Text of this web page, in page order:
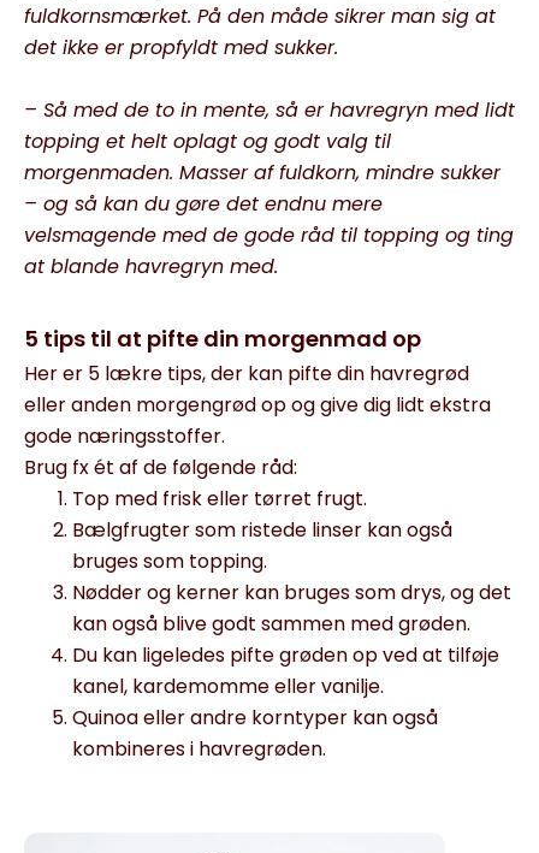
fuldkornsmærket. På den måde sikrer man sig at
det ikke er propfyldt med sukker.
– Så med de to in mente, så er havregryn med lidt
topping et helt oplagt og godt valg til
morgenmaden. Masser af fuldkorn, mindre sukker
– og så kan du gøre det endnu mere
velsmagende med de gode råd til topping og ting
at blande havregryn med.
5 tips til at pifte din morgenmad op
Her er 5 lækre tips, der kan pifte din havregrød
eller anden morgengrød op og give dig lidt ekstra
gode næringsstoffer.
Brug fx ét af de følgende råd:
Top med frisk eller tørret frugt.
Bælgfrugter som ristede linser kan også
bruges som topping.
Nødder og kerner kan bruges som drys, og det
kan også blive godt sammen med grøden.
Du kan ligeledes pifte grøden op ved at tilføje
kanel, kardemomme eller vanilje.
Quinoa eller andre korntyper kan også
kombineres i havregrøden.